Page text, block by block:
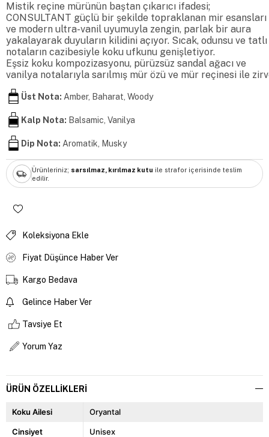
Mistik reçine mürünün baştan çıkarıcı ifadesi;
CONSULTANT güçlü bir şekilde topraklanan mir esansları
ve modern ultra-vanil uyumuyla zengin, parlak bir aura
yakalayarak duyuların kilidini açıyor. Sıcak, odunsu ve tatlı
notaların cazibesiyle koku ufkunu genişletiyor.
Eşsiz koku kompozizasyonu, pürüzsüz sandal ağacı ve
vanilya notalarıyla sarılmış mür özü ve mür reçinesi ile
Üst Nota: Amber, Baharat, Woody
Kalp Nota: Balsamic, Vanilya
Dip Nota: Aromatik, Musky
Ürünleriniz; sarsılmaz, kırılmaz kutu ile strafor içerisinde teslim
edilir.
Koleksiyona Ekle
Fiyat Düşünce Haber Ver
Kargo Bedava
Gelince Haber Ver
Tavsiye Et
Yorum Yaz
ÜRÜN ÖZELLIKLERI
Koku Ailesi Oryantal
Cinsiyet Unisex